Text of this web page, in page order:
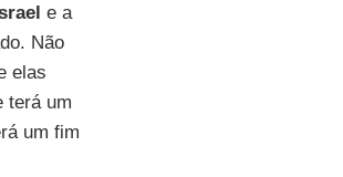
e a
Não
elas
terá um
um fim